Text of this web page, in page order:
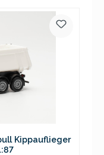
Kippauflieger